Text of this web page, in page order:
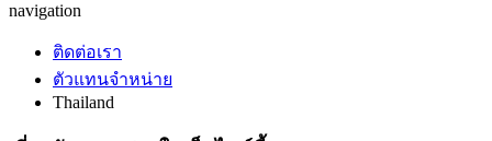
navigation
ติดต่อเรา
ตัวแทนจำหน่าย
Thailand